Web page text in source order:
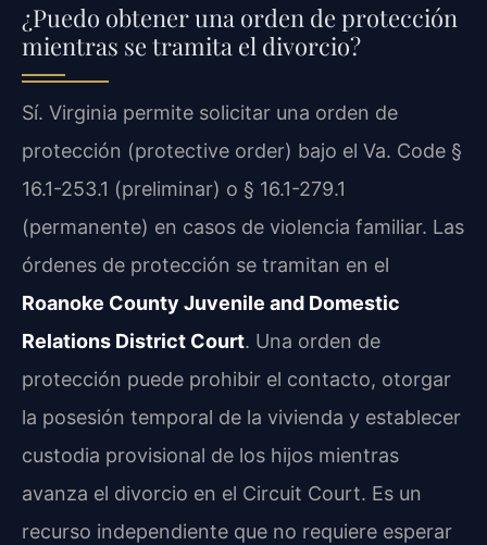
¿Puedo obtener una orden de protección
mientras se tramita el divorcio?
Sí. Virginia permite solicitar una orden de
protección (protective order) bajo el Va. Code §
16.1-253.1 (preliminar) o § 16.1-279.1
(permanente) en casos de violencia familiar. Las
órdenes de protección se tramitan en el
Roanoke County Juvenile and Domestic
Relations District Court. Una orden de
protección puede prohibir el contacto, otorgar
la posesión temporal de la vivienda y establecer
custodia provisional de los hijos mientras
avanza el divorcio en el Circuit Court. Es un
recurso independiente que no requiere esperar